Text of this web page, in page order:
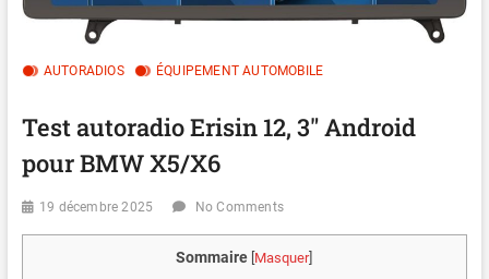
AUTORADIOS ÉQUIPEMENT AUTOMOBILE
Test autoradio Erisin 12, 3″ Android
pour BMW X5/X6
19 décembre 2025 No Comments
Sommaire [Masquer]